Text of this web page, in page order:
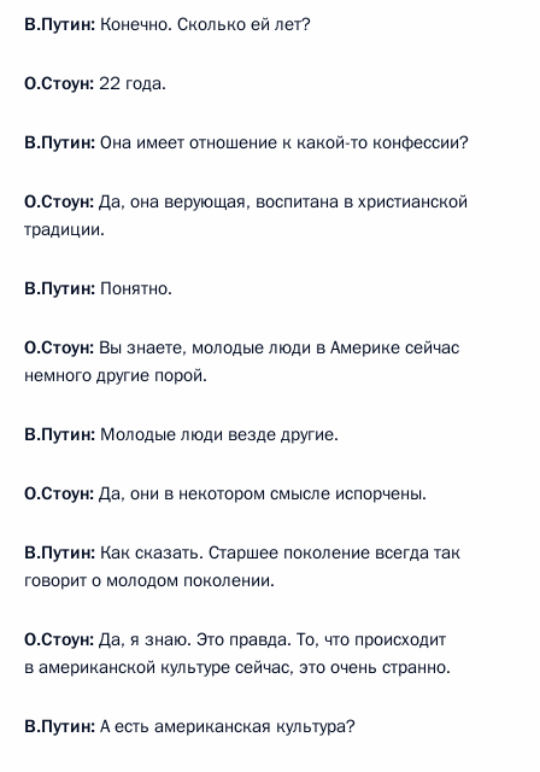
В.Путин: Конечно. Сколько ей лет?
О.Стоун: 22 года.
В.Путин: Она имеет отношение к какой-то конфессии?
О.Стоун: Да, она верующая, воспитана в христианской
традиции.
В.Путин: Понятно.
О.Стоун: Вы знаете, молодые люди в Америке сейчас
немного другие порой.
В.Путин: Молодые люди везде другие.
О.Стоун: Да, они в некотором смысле испорчены.
В.Путин: Как сказать. Старшее поколение всегда так
говорит о молодом поколении.
О.Стоун: Да, я знаю. Это правда. То, что происходит
в американской культуре сейчас, это очень странно.
В.Путин: А есть американская культура?